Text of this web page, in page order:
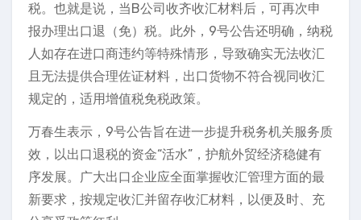
税。也就是说，当B公司收齐收汇材料后，可再次申
报办理出口退（免）税。此外，9号公告还明确，纳税
人如存在进口商违约等特殊情形，导致确实无法收汇
且无法提供合理佐证材料，出口货物不符合视同收汇
规定的，适用增值税免税政策。
万春生表示，9号公告旨在进一步提升税务机关服务质
效，以出口退税的资金“活水”，护航外贸经济稳健有
序发展。广大出口企业应全面掌握收汇管理方面的最
新要求，按规定收汇并留存收汇材料，以便及时、充